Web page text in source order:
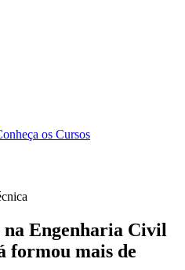
os Cursos
Engenharia Civil
formou mais de